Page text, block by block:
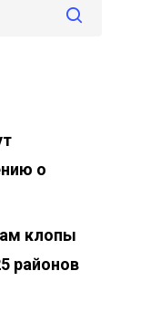
о
клопы
районов